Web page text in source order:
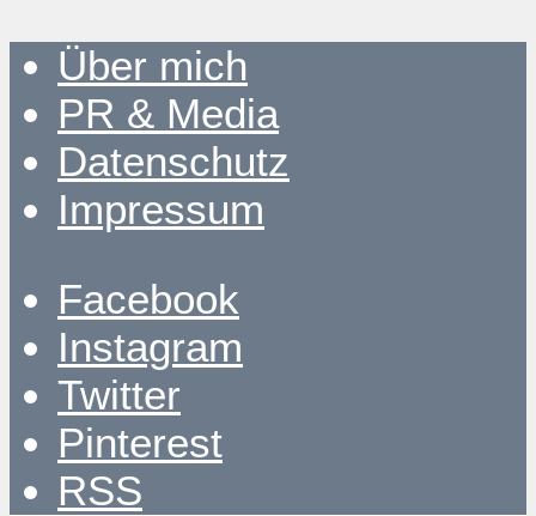
Über mich
PR & Media
Datenschutz
Impressum
Facebook
Instagram
Twitter
Pinterest
RSS